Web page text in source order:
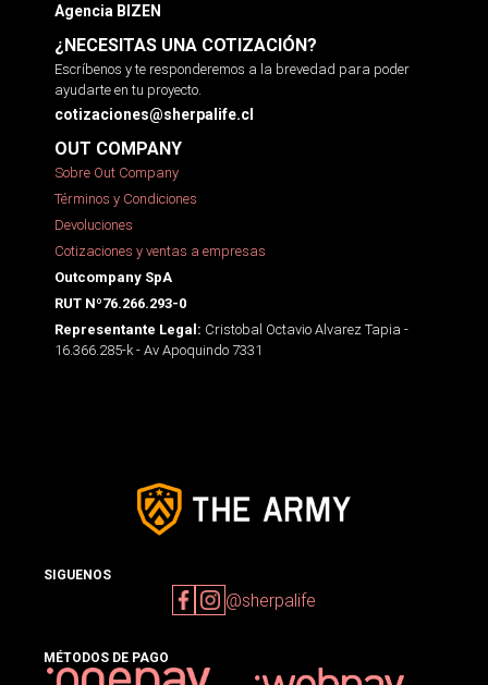
Agencia BIZEN
¿NECESITAS UNA COTIZACIÓN?
Escríbenos y te responderemos a la brevedad para poder
ayudarte en tu proyecto.
cotizaciones@sherpalife.cl
OUT COMPANY
Sobre Out Company
Términos y Condiciones
Devoluciones
Cotizaciones y ventas a empresas
Outcompany SpA
RUT Nº76.266.293-0
Representante Legal: Cristobal Octavio Alvarez Tapia -
16.366.285-k - Av Apoquindo 7331
SIGUENOS
@sherpalife
MÉTODOS DE PAGO